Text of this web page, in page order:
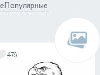
Популярные
476